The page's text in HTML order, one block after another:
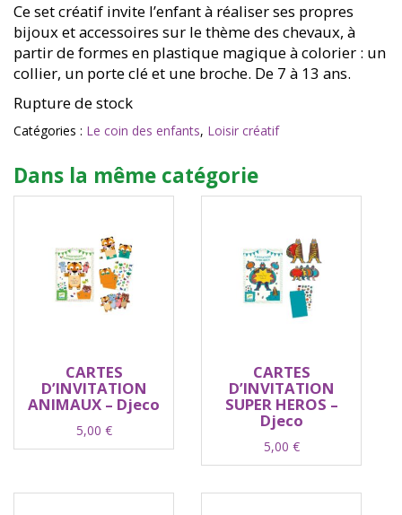
Ce set créatif invite l’enfant à réaliser ses propres
bijoux et accessoires sur le thème des chevaux, à
partir de formes en plastique magique à colorier : un
collier, un porte clé et une broche. De 7 à 13 ans.
Rupture de stock
Catégories : Le coin des enfants, Loisir créatif
Dans la même catégorie
CARTES
D’INVITATION
ANIMAUX – Djeco
5,00 €
CARTES
D’INVITATION
SUPER HEROS –
Djeco
5,00 €